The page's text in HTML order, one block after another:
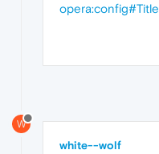
opera:config#Title
W
white--wolf